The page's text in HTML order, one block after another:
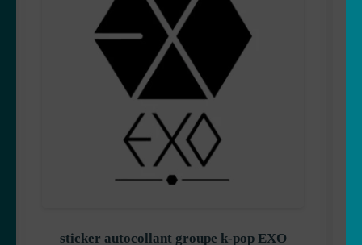
sticker autocollant groupe k-pop EXO